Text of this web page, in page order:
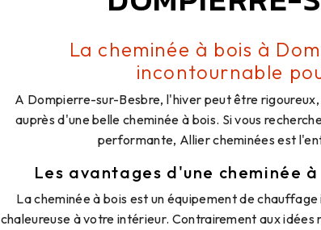
La cheminée à bois à
incontournable
A Dompierre-sur-Besbre, l'hiver peut être
auprès d'une belle cheminée à bois. Si vous
performante, Allier cheminées est
Les avantages d'une cheminée
La cheminée à bois est un équipement de
chaleureuse à votre intérieur. Contrairement aux